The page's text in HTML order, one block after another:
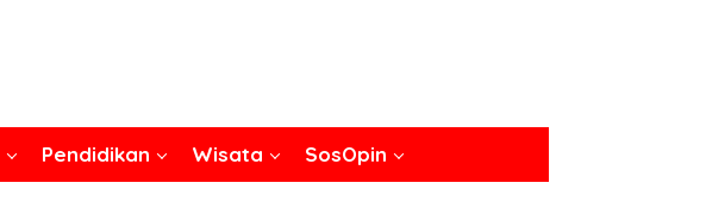
Pendidikan Wisata SosOpin